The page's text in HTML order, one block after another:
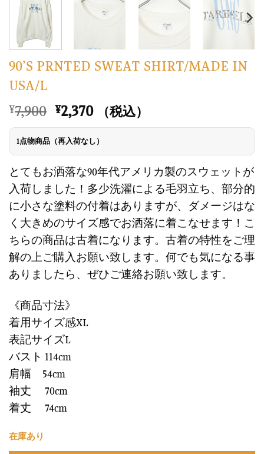
90’S PRNTED SWEAT SHIRT/MADE IN
USA/L
¥7,900 元
の
価
格
は
¥7,900
で
し
た。
¥2,370現
在
の
価
格
は
¥2,370
で
す。
（税込）
1点物商品（再入荷なし）
とてもお洒落な90年代アメリカ製のスウェットが
入荷しました！多少洗濯による毛羽立ち、部分的
に小さな塗料の付着はありますが、ダメージはな
く大きめのサイズ感でお洒落に着こなせます！こ
ちらの商品は古着になります。古着の特性をご理
解の上ご購入お願い致します。何でも気になる事
ありましたら、ぜひご連絡お願い致します。
《商品寸法》
着用サイズ感XL
表記サイズL
バスト 114cm
肩幅 54cm
袖丈 70cm
着丈 74cm
在庫あり